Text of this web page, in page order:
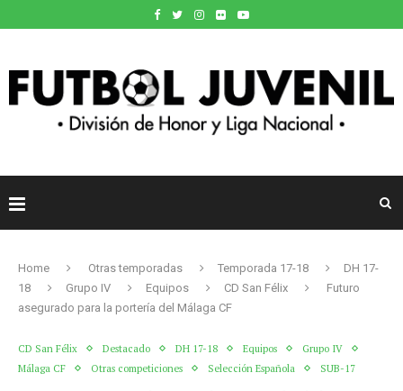
Home Otras temporadas Temporada 17-18
DH 17-
18
Grupo IV Equipos CD San Félix
Futuro
asegurado para la portería del Málaga CF
CD San Félix Destacado DH 17-18 Equipos
Grupo IV
Málaga CF
Otras competiciones Selección Española SUB-17